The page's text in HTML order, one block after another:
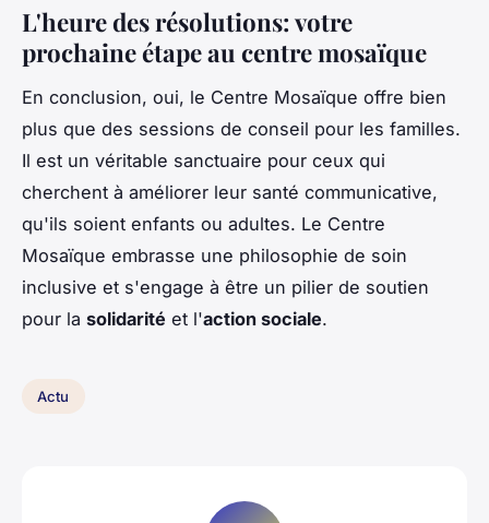
L'heure des résolutions: votre
prochaine étape au centre mosaïque
En conclusion, oui, le Centre Mosaïque offre bien
plus que des sessions de conseil pour les familles.
Il est un véritable sanctuaire pour ceux qui
cherchent à améliorer leur santé communicative,
qu'ils soient enfants ou adultes. Le Centre
Mosaïque embrasse une philosophie de soin
inclusive et s'engage à être un pilier de soutien
pour la solidarité et l'action sociale.
Actu